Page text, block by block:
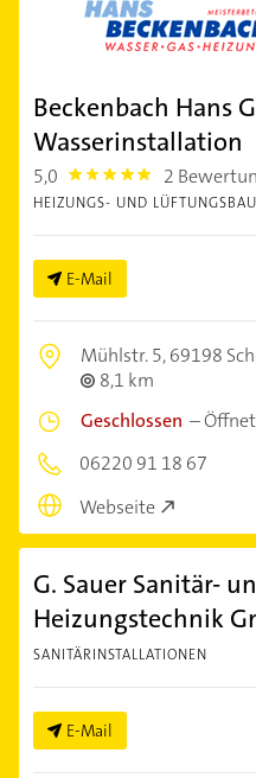
Beckenbach Hans
Wasserinstallation
5,0 5.0 2
HEIZUNGS- UND LÜFTUNGSBAU
E-Mail
Mühlstr. 5,69198
8,1 km
Geschlossen –
06220 91 18 67
Webseite
G. Sauer Sanitär-
Heizungstechnik
SANITÄRINSTALLATIONEN
E-Mail